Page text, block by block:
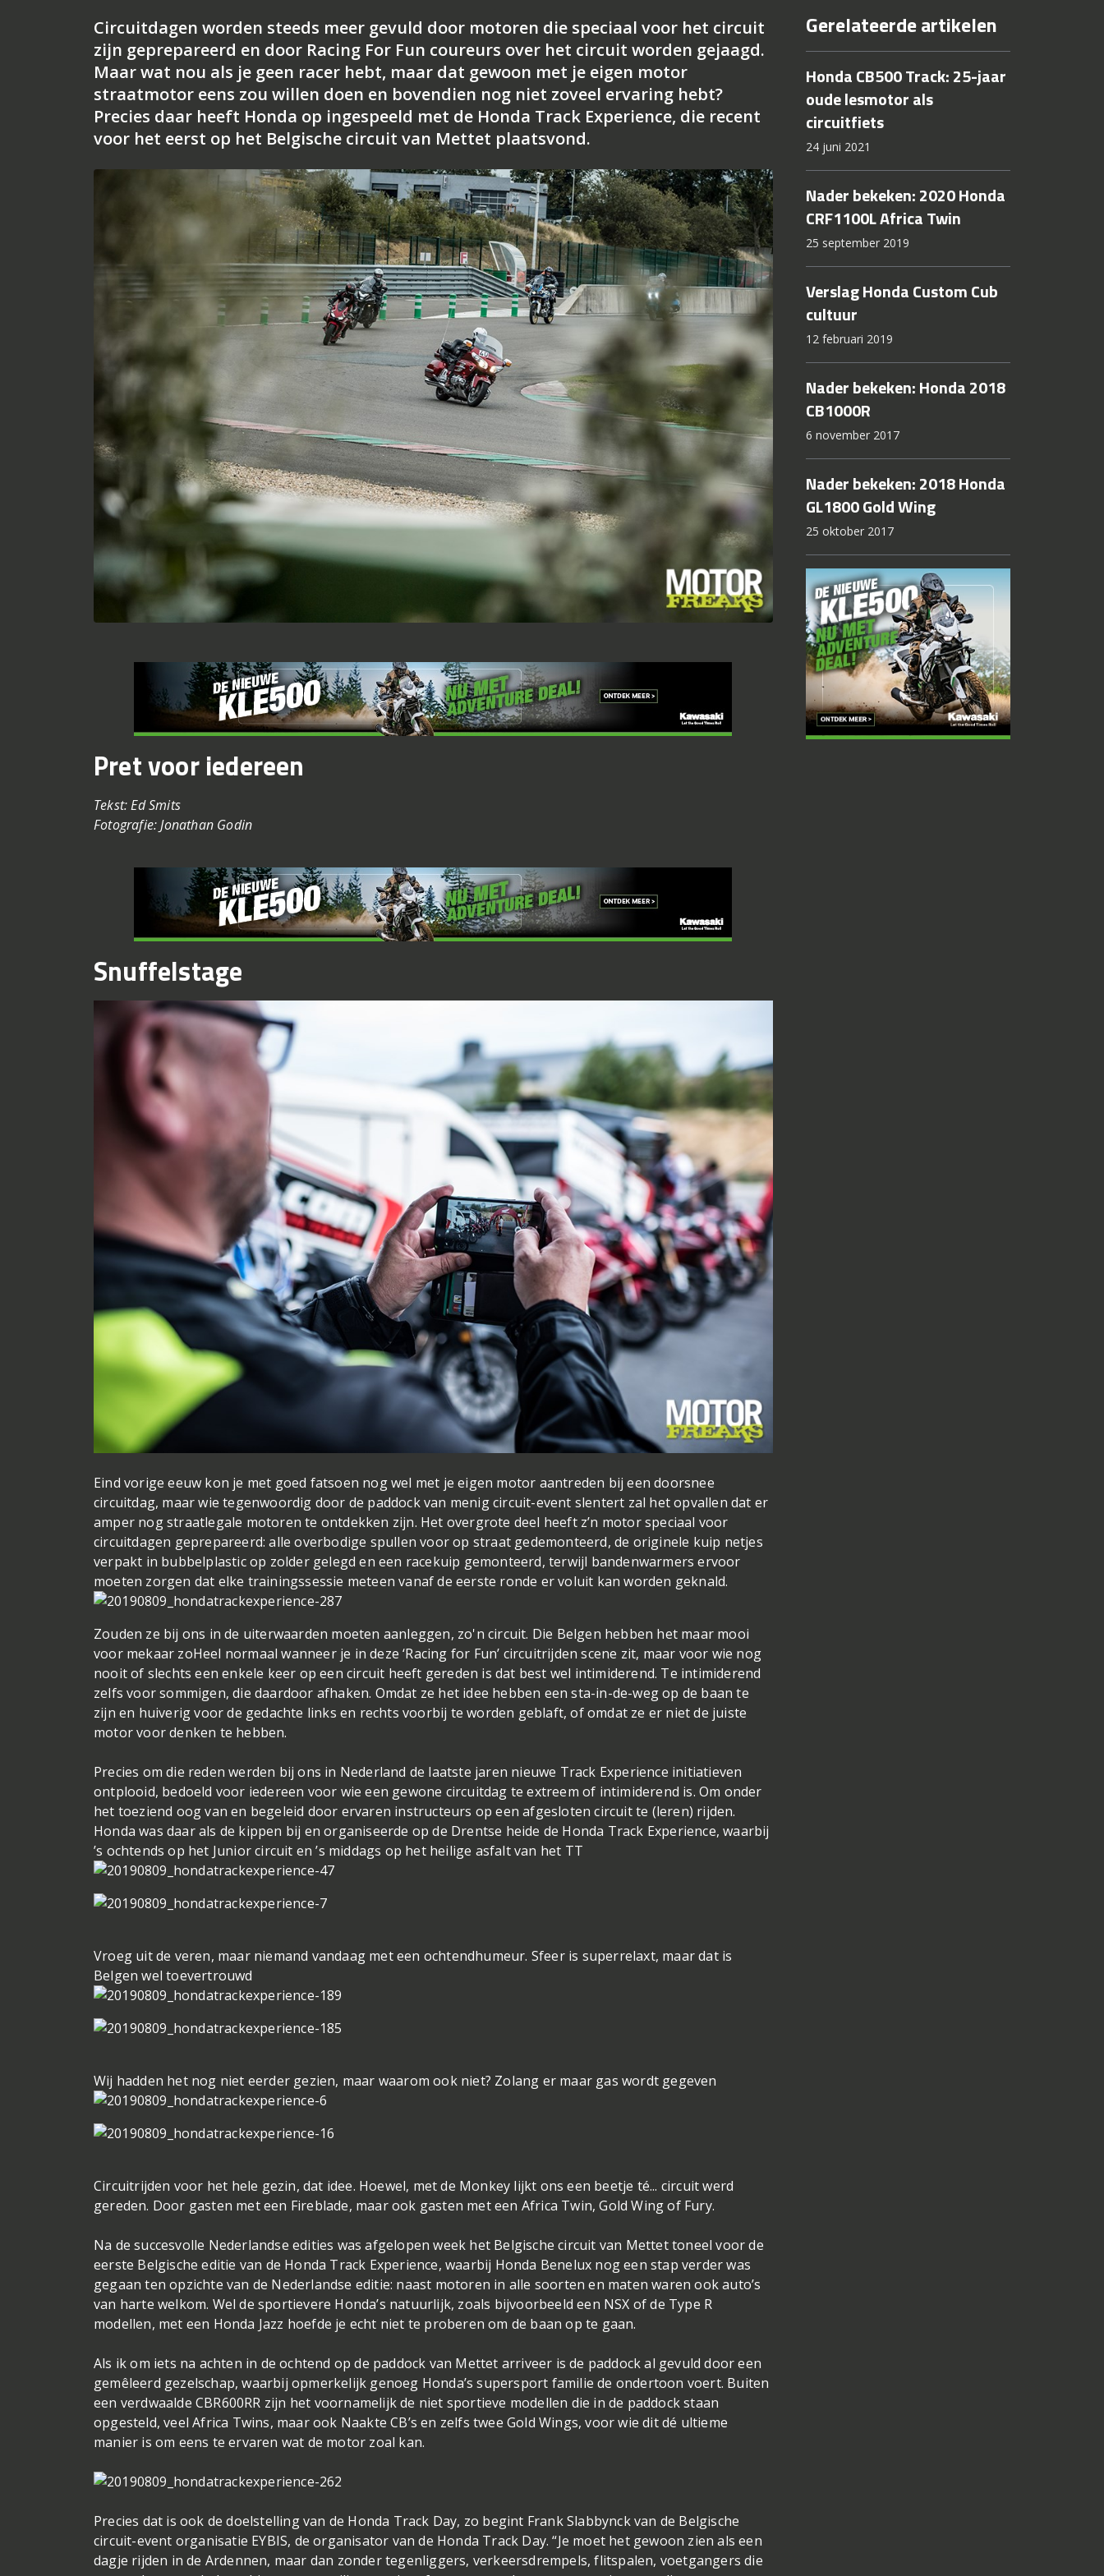
Circuitdagen worden steeds meer gevuld door motoren die speciaal voor het circuit
zijn geprepareerd en door Racing For Fun coureurs over het circuit worden gejaagd.
Maar wat nou als je geen racer hebt, maar dat gewoon met je eigen motor
straatmotor eens zou willen doen en bovendien nog niet zoveel ervaring hebt?
Precies daar heeft Honda op ingespeeld met de Honda Track Experience, die recent
voor het eerst op het Belgische circuit van Mettet plaatsvond.
Pret voor iedereen
Tekst: Ed Smits
Fotografie: Jonathan Godin
Snuffelstage
Eind vorige eeuw kon je met goed fatsoen nog wel met je eigen motor aantreden bij een doorsnee
circuitdag, maar wie tegenwoordig door de paddock van menig circuit-event slentert zal het opvallen dat er
amper nog straatlegale motoren te ontdekken zijn. Het overgrote deel heeft z’n motor speciaal voor
circuitdagen geprepareerd: alle overbodige spullen voor op straat gedemonteerd, de originele kuip netjes
verpakt in bubbelplastic op zolder gelegd en een racekuip gemonteerd, terwijl bandenwarmers ervoor
moeten zorgen dat elke trainingssessie meteen vanaf de eerste ronde er voluit kan worden geknald.
Zouden ze bij ons in de uiterwaarden moeten aanleggen, zo'n circuit. Die Belgen hebben het maar mooi
voor mekaar zoHeel normaal wanneer je in deze ‘Racing for Fun’ circuitrijden scene zit, maar voor wie nog
nooit of slechts een enkele keer op een circuit heeft gereden is dat best wel intimiderend. Te intimiderend
zelfs voor sommigen, die daardoor afhaken. Omdat ze het idee hebben een sta-in-de-weg op de baan te
zijn en huiverig voor de gedachte links en rechts voorbij te worden geblaft, of omdat ze er niet de juiste
motor voor denken te hebben.
Precies om die reden werden bij ons in Nederland de laatste jaren nieuwe Track Experience initiatieven
ontplooid, bedoeld voor iedereen voor wie een gewone circuitdag te extreem of intimiderend is. Om onder
het toeziend oog van en begeleid door ervaren instructeurs op een afgesloten circuit te (leren) rijden.
Honda was daar als de kippen bij en organiseerde op de Drentse heide de Honda Track Experience, waarbij
’s ochtends op het Junior circuit en ’s middags op het heilige asfalt van het TT
Vroeg uit de veren, maar niemand vandaag met een ochtendhumeur. Sfeer is superrelaxt, maar dat is
Belgen wel toevertrouwd
Wij hadden het nog niet eerder gezien, maar waarom ook niet? Zolang er maar gas wordt gegeven
Circuitrijden voor het hele gezin, dat idee. Hoewel, met de Monkey lijkt ons een beetje té... circuit werd
gereden. Door gasten met een Fireblade, maar ook gasten met een Africa Twin, Gold Wing of Fury.
Na de succesvolle Nederlandse edities was afgelopen week het Belgische circuit van Mettet toneel voor de
eerste Belgische editie van de Honda Track Experience, waarbij Honda Benelux nog een stap verder was
gegaan ten opzichte van de Nederlandse editie: naast motoren in alle soorten en maten waren ook auto’s
van harte welkom. Wel de sportievere Honda’s natuurlijk, zoals bijvoorbeeld een NSX of de Type R
modellen, met een Honda Jazz hoefde je echt niet te proberen om de baan op te gaan.
Als ik om iets na achten in de ochtend op de paddock van Mettet arriveer is de paddock al gevuld door een
gemêleerd gezelschap, waarbij opmerkelijk genoeg Honda’s supersport familie de ondertoon voert. Buiten
een verdwaalde CBR600RR zijn het voornamelijk de niet sportieve modellen die in de paddock staan
opgesteld, veel Africa Twins, maar ook Naakte CB’s en zelfs twee Gold Wings, voor wie dit dé ultieme
manier is om eens te ervaren wat de motor zoal kan.
Precies dat is ook de doelstelling van de Honda Track Day, zo begint Frank Slabbynck van de Belgische
circuit-event organisatie EYBIS, de organisator van de Honda Track Day. “Je moet het gewoon zien als een
dagje rijden in de Ardennen, maar dan zonder tegenliggers, verkeersdrempels, flitspalen, voetgangers die
Gerelateerde artikelen
Honda CB500 Track: 25-jaar
oude lesmotor als
circuitfiets
24 juni 2021
Nader bekeken: 2020 Honda
CRF1100L Africa Twin
25 september 2019
Verslag Honda Custom Cub
cultuur
12 februari 2019
Nader bekeken: Honda 2018
CB1000R
6 november 2017
Nader bekeken: 2018 Honda
GL1800 Gold Wing
25 oktober 2017